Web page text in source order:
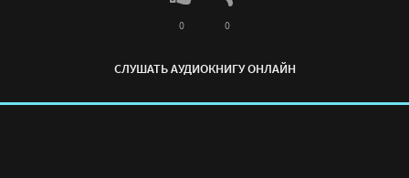
СЛУШАТЬ АУДИОКНИГУ ОНЛАЙН
0 0